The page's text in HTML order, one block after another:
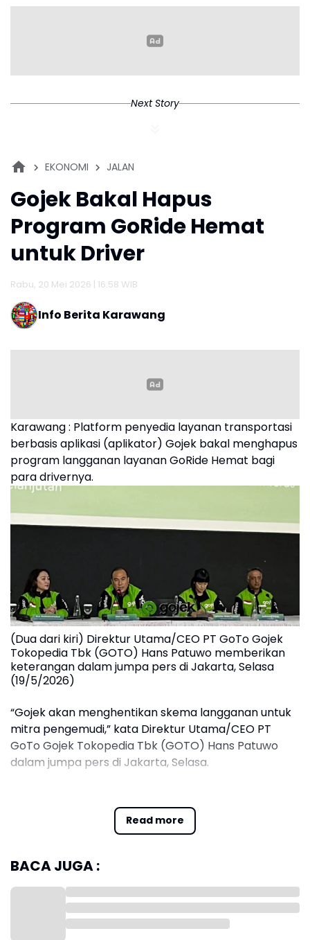
Demi Gapai Impian
Next Story
EKONOMI JALAN
Gojek Bakal Hapus
Program GoRide Hemat
untuk Driver
Rabu, 20 Mei 2026 | 16:58 WIB
Info Berita Karawang
Read more
Karawang : Platform penyedia layanan transportasi
berbasis aplikasi (aplikator) Gojek bakal menghapus
program langganan layanan GoRide Hemat bagi
para drivernya.
(Dua dari kiri) Direktur Utama/CEO PT GoTo Gojek
Tokopedia Tbk (GOTO) Hans Patuwo memberikan
keterangan dalam jumpa pers di Jakarta, Selasa
(19/5/2026)
“Gojek akan menghentikan skema langganan untuk
mitra pengemudi,” kata Direktur Utama/CEO PT
GoTo Gojek Tokopedia Tbk (GOTO) Hans Patuwo
dalam jumpa pers di Jakarta, Selasa.
perusahaan dalam mengadaptasi Peraturan
Presiden (Perpres) Nomor 27 Tahun 2026 terkait
BACA JUGA :